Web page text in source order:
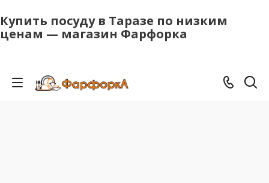
Купить посуду в Таразе по низким
ценам — магазин Фарфорка